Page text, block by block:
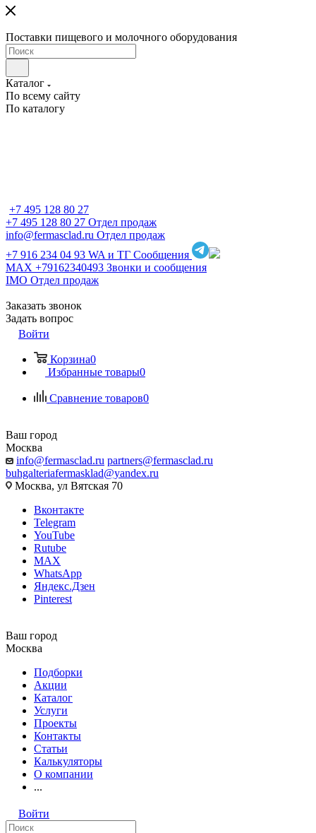
Поставки пищевого и молочного оборудования
Каталог
По всему сайту
По каталогу
+7 495 128 80 27
+7 495 128 80 27 Отдел продаж
info@fermasclad.ru Отдел продаж
+7 916 234 04 93 WA и ТГ Сообщения
MAX +79162340493 Звонки и сообщения
IMO Отдел продаж
Заказать звонок
Задать вопрос
Войти
Корзина0
Избранные товары0
Сравнение товаров0
Ваш город
Москва
info@fermasclad.ru partners@fermasclad.ru
buhgalteriafermasklad@yandex.ru
Москва, ул Вятская 70
Вконтакте
Telegram
YouTube
Rutube
MAX
WhatsApp
Яндекс.Дзен
Pinterest
Ваш город
Москва
Подборки
Акции
Каталог
Услуги
Проекты
Контакты
Статьи
Калькуляторы
О компании
...
Войти